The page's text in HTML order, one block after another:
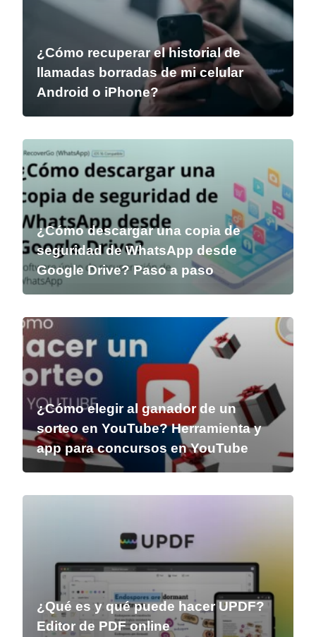
¿Cómo recuperar el historial de
llamadas borradas de mi celular
Android o iPhone?
¿Cómo descargar una copia de
seguridad de WhatsApp desde
Google Drive? Paso a paso
¿Cómo elegir al ganador de un
sorteo en YouTube? Herramienta y
app para concursos en YouTube
¿Qué es y qué puede hacer UPDF?
Editor de PDF online